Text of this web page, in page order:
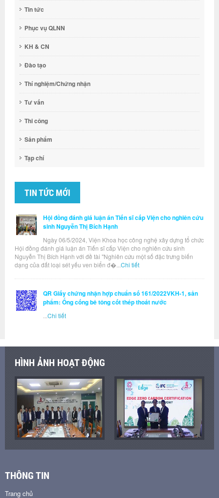
Tin tức
Phục vụ QLNN
KH & CN
Đào tạo
Thí nghiệm/Chứng nhận
Tư vấn
Thi công
Sản phẩm
Tạp chí
TIN TỨC MỚI
Hội đồng đánh giá luận án Tiến sĩ cấp Viện cho nghiên cứu
sinh Nguyễn Thị Bích Hạnh
Ngày 06/5/2024, Viện Khoa học công nghệ xây dựng tổ chức
Hội đồng đánh giá luận án Tiến sĩ cấp Viện cho nghiên cứu sinh
Nguyễn Thị Bích Hạnh với đề tài "Nghiên cứu một số đặc trưng biến
dạng của đất loại sét yếu ven biển đ�... Chi tiết
QR Giấy chứng nhận hợp chuẩn số 161/2022VKH-1, sản
phẩm: Ống cống bê tông cốt thép thoát nước
Chi tiết
HÌNH ẢNH HOẠT ĐỘNG
THÔNG TIN
Trang chủ